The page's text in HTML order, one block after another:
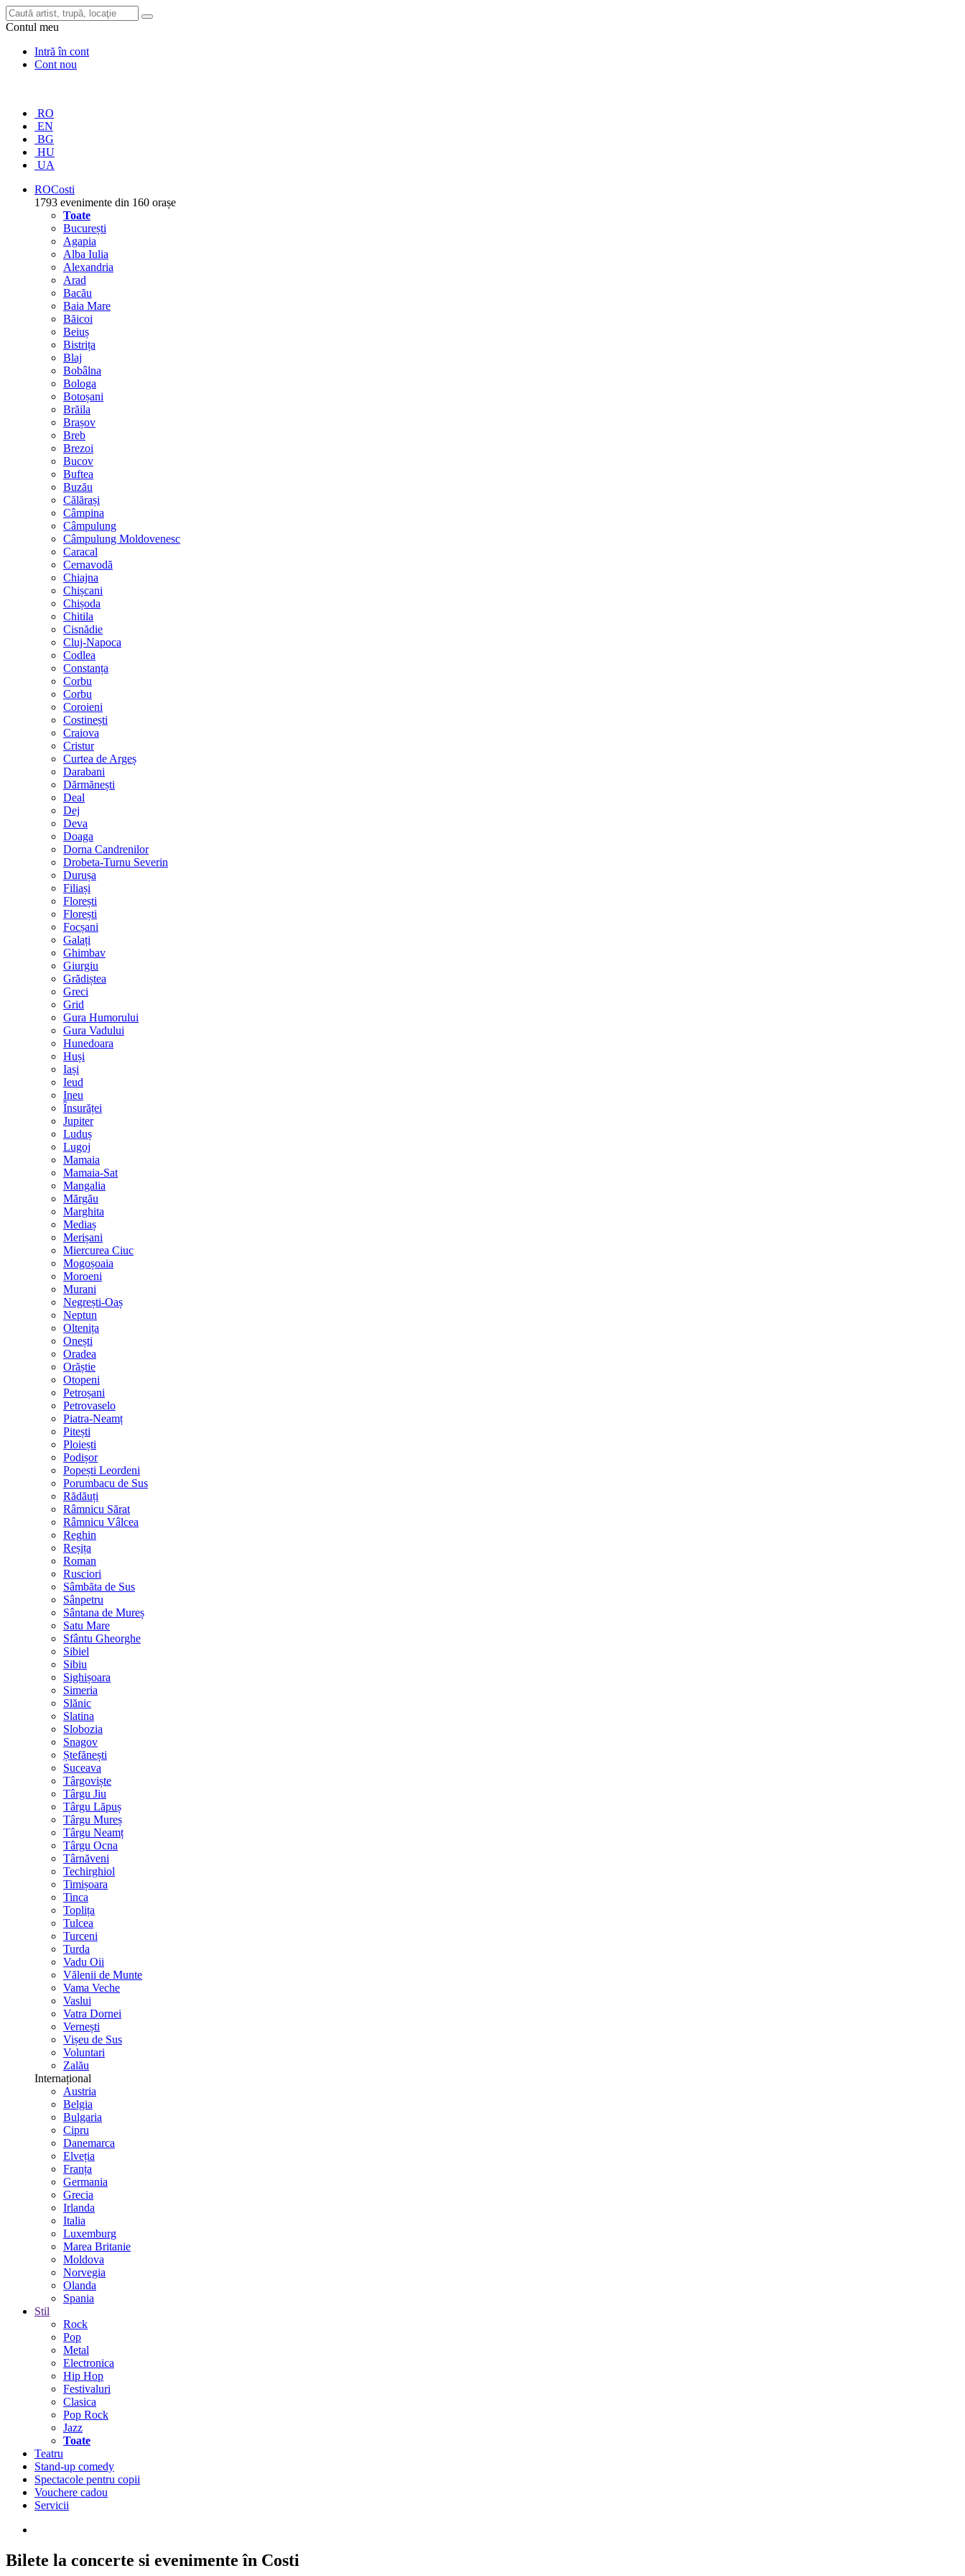
Contul meu
Intră în cont
Cont nou
RO
EN
BG
HU
UA
ROCosti
1793 evenimente din 160 orașe
Toate
București
Agapia
Alba Iulia
Alexandria
Arad
Bacău
Baia Mare
Băicoi
Beiuș
Bistrița
Blaj
Bobâlna
Bologa
Botoșani
Brăila
Brașov
Breb
Brezoi
Bucov
Buftea
Buzău
Călărași
Câmpina
Câmpulung
Câmpulung Moldovenesc
Caracal
Cernavodă
Chiajna
Chișcani
Chișoda
Chitila
Cisnădie
Cluj-Napoca
Codlea
Constanța
Corbu
Corbu
Coroieni
Costinești
Craiova
Cristur
Curtea de Argeș
Darabani
Dărmănești
Deal
Dej
Deva
Doaga
Dorna Candrenilor
Drobeta-Turnu Severin
Durușa
Filiași
Florești
Florești
Focșani
Galați
Ghimbav
Giurgiu
Grădiștea
Greci
Grid
Gura Humorului
Gura Vadului
Hunedoara
Huși
Iași
Ieud
Ineu
Însurăței
Jupiter
Luduș
Lugoj
Mamaia
Mamaia-Sat
Mangalia
Mărgău
Marghita
Mediaș
Merișani
Miercurea Ciuc
Mogoșoaia
Moroeni
Murani
Negrești-Oaș
Neptun
Oltenița
Onești
Oradea
Orăștie
Otopeni
Petroșani
Petrovaselo
Piatra-Neamț
Pitești
Ploiești
Podișor
Popești Leordeni
Porumbacu de Sus
Rădăuți
Râmnicu Sărat
Râmnicu Vâlcea
Reghin
Reșița
Roman
Rusciori
Sâmbăta de Sus
Sânpetru
Sântana de Mureș
Satu Mare
Sfântu Gheorghe
Sibiel
Sibiu
Sighișoara
Simeria
Slănic
Slatina
Slobozia
Snagov
Ștefănești
Suceava
Târgoviște
Târgu Jiu
Târgu Lăpuș
Târgu Mureș
Târgu Neamț
Târgu Ocna
Târnăveni
Techirghiol
Timișoara
Tinca
Toplița
Tulcea
Turceni
Turda
Vadu Oii
Vălenii de Munte
Vama Veche
Vaslui
Vatra Dornei
Vernești
Vișeu de Sus
Voluntari
Zalău
Internațional
Austria
Belgia
Bulgaria
Cipru
Danemarca
Elveția
Franța
Germania
Grecia
Irlanda
Italia
Luxemburg
Marea Britanie
Moldova
Norvegia
Olanda
Spania
Stil
Rock
Pop
Metal
Electronica
Hip Hop
Festivaluri
Clasica
Pop Rock
Jazz
Toate
Teatru
Stand-up comedy
Spectacole pentru copii
Vouchere cadou
Servicii
Bilete la concerte si evenimente în Costi